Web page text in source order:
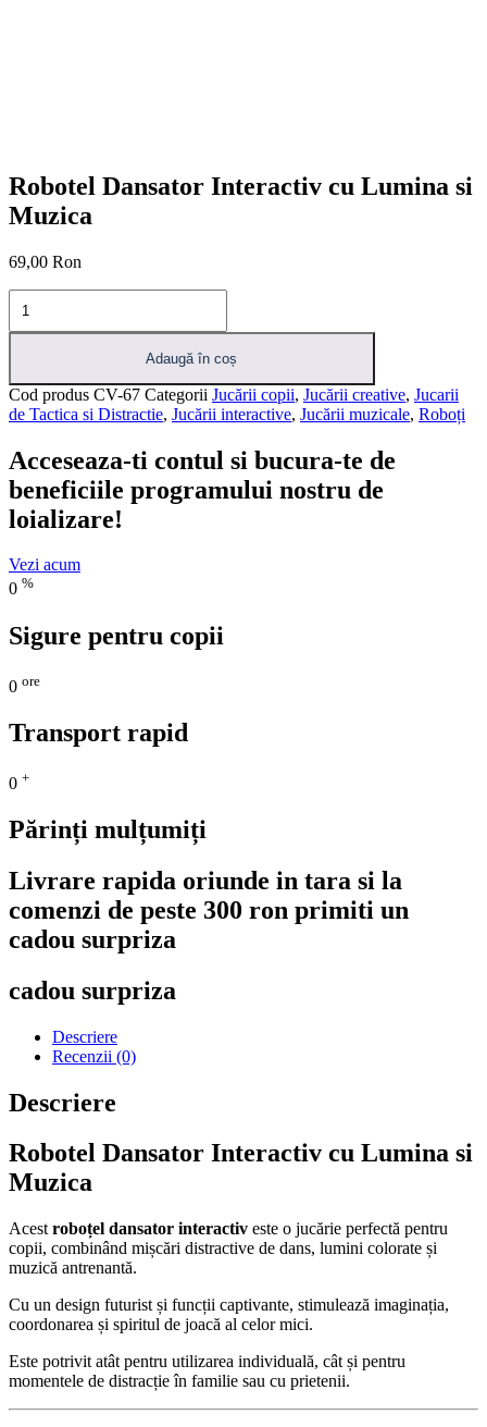
Robotel Dansator Interactiv cu Lumina si
Muzica
69,00 Ron
Robotel
Dansator
Lumina
si
Adaugă în coș
Cod produs CV-67 Categorii Jucării copii, Jucării creative, Jucarii
de Tactica si Distractie, Jucării interactive, Jucării muzicale, Roboți
Acceseaza-ti contul si bucura-te de
beneficiile programului nostru de
loializare!
Vezi acum
0 %
Sigure pentru copii
0 ore
Transport rapid
0 +
Părinți mulțumiți
Livrare rapida oriunde in tara si la
comenzi de peste 300 ron primiti un
cadou surpriza
cadou surpriza
Descriere
Recenzii (0)
Descriere
Robotel Dansator Interactiv cu Lumina si
Muzica
Acest roboțel dansator interactiv este o jucărie perfectă pentru
copii, combinând mișcări distractive de dans, lumini colorate și
muzică antrenantă.
Cu un design futurist și funcții captivante, stimulează imaginația,
coordonarea și spiritul de joacă al celor mici.
Este potrivit atât pentru utilizarea individuală, cât și pentru
momentele de distracție în familie sau cu prietenii.